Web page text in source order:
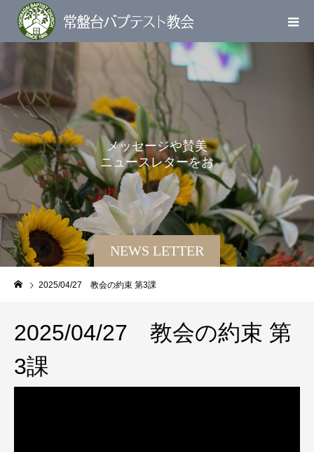
NEWS LETTER
メッセージや賛美
ニュ ースレターをお届けしま
2025/04/27 教会の約束 第3課
2025/04/27 教会の約束 第
3課